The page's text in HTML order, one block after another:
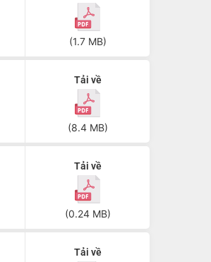
(1.7 MB)
Tải về
(8.4 MB)
Tải về
(0.24 MB)
Tải về